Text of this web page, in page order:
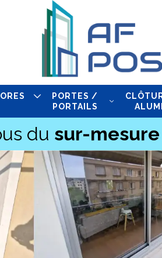
PORTES /
PORTAILS
du sur-mesure